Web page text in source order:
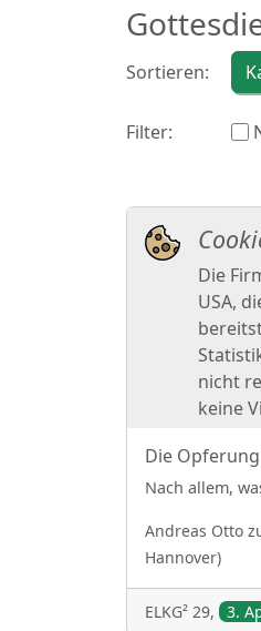
Sortieren:
Filter:
Die
Nach allem,
Andreas Otto
Hannover)
ELKG² 29, 3.